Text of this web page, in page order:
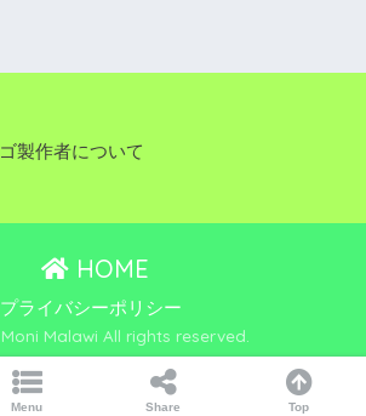
製作者について
HOME
プライバシーポリシー
Malawi All rights reserved.
Menu Share Top